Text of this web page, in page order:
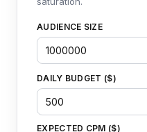
AUDIENCE SIZE
DAILY BUDGET ($)
EXPECTED CPM ($)